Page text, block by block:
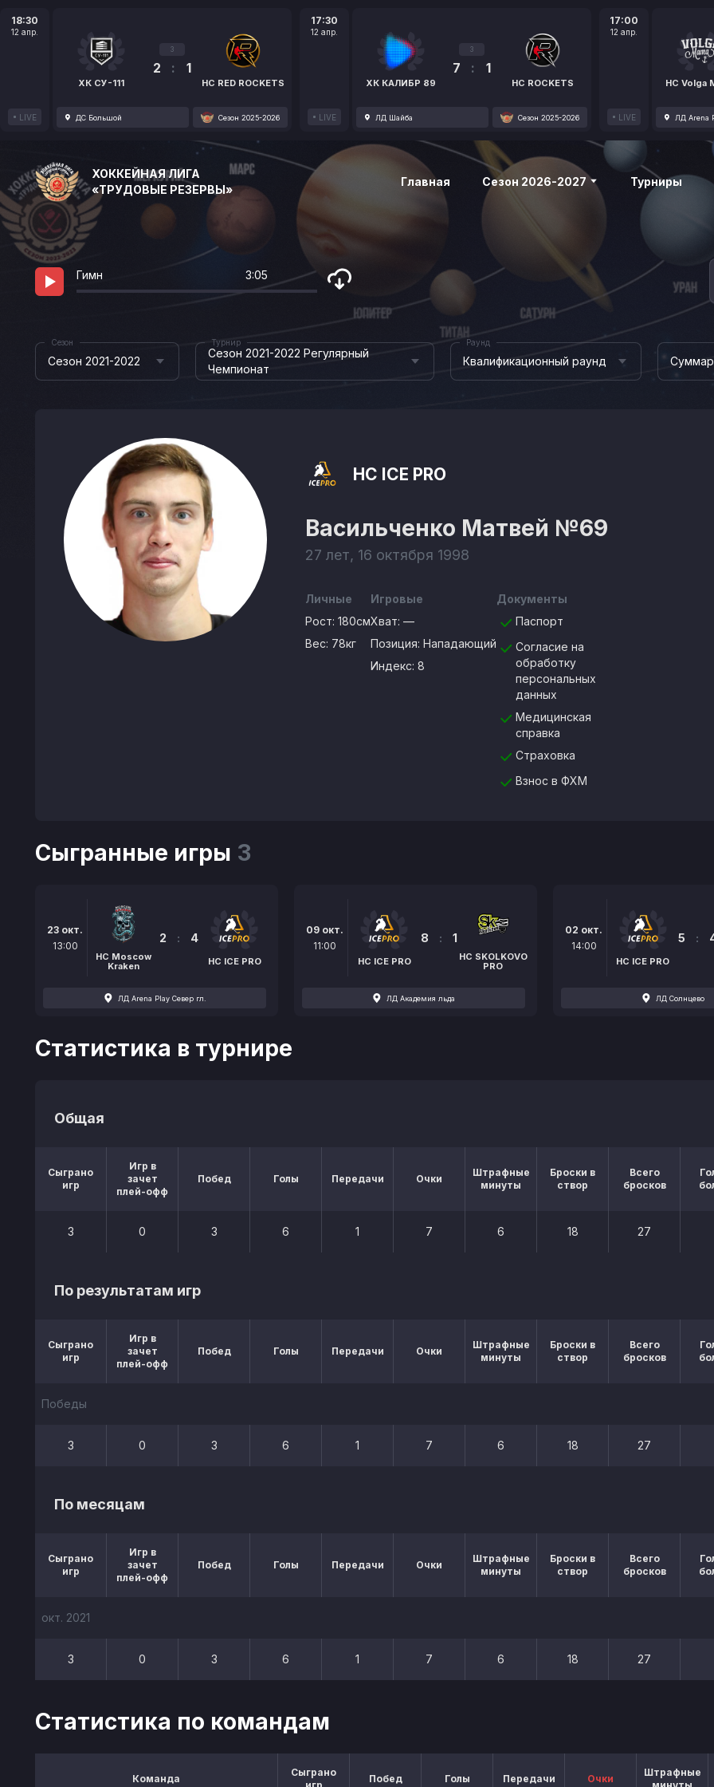
18:30
12 апр.
LIVE
ХК СУ-111
3
2 : 1
HC RED ROCKETS
ДС Большой Сезон 2025-2026
17:30
12 апр.
LIVE
ХК КАЛИБР 89
3
7 : 1
HC ROCKETS
ЛД Шайба Сезон 2025-2026
17:00
12 апр.
LIVE
HC Volga
ЛД Arena
ХОККЕЙНАЯ ЛИГА
«ТРУДОВЫЕ РЕЗЕРВЫ»
Главная Сезон 2026-2027 Турниры
Гимн 3:05
Сезон 2021-2022
Сезон
Сезон 2021-2022 Регулярный
Чемпионат
Турнир
Квалификационный раунд
Раунд
HC ICE PRO
Васильченко Матвей №69
27 лет, 16 октября 1998
Личные
Рост: 180см
Вес: 78кг
Игровые
Хват: —
Позиция: Нападающий
Индекс: 8
Документы
Паспорт
Согласие на
обработку
персональных
данных
Медицинская
справка
Страховка
Взнос в ФХМ
Сыгранные игры 3
23 окт.
13:00
HC Moscow
Kraken
2 : 4
HC ICE PRO
ЛД Arena Play Север гл.
09 окт.
11:00
HC ICE PRO
8 : 1
HC SKOLKOVO
PRO
ЛД Академия льда
02 окт.
14:00
HC ICE PRO
5 :
ЛД Солнцево
Статистика в турнире
Общая
Сыграно
игр
Игр в
зачет
плей-офф
Побед Голы Передачи Очки
Штрафные
минуты
Броски в
створ
Всего
бросков
3 0 3 6 1 7 6 18 27
По результатам игр
Сыграно
игр
Игр в
зачет
плей-офф
Побед Голы Передачи Очки
Штрафные
минуты
Броски в
створ
Всего
бросков
Победы
3 0 3 6 1 7 6 18 27
По месяцам
Сыграно
игр
Игр в
зачет
плей-офф
Побед Голы Передачи Очки
Штрафные
минуты
Броски в
створ
Всего
бросков
окт. 2021
3 0 3 6 1 7 6 18 27
Статистика по командам
Команда
Сыграно
Побед Голы Передачи Очки
Штрафные